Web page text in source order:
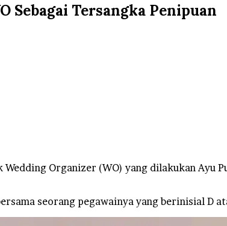
Sebagai Tersangka Penipuan
Organizer (WO) yang dilakukan Ayu
seorang pegawainya yang berinisial D